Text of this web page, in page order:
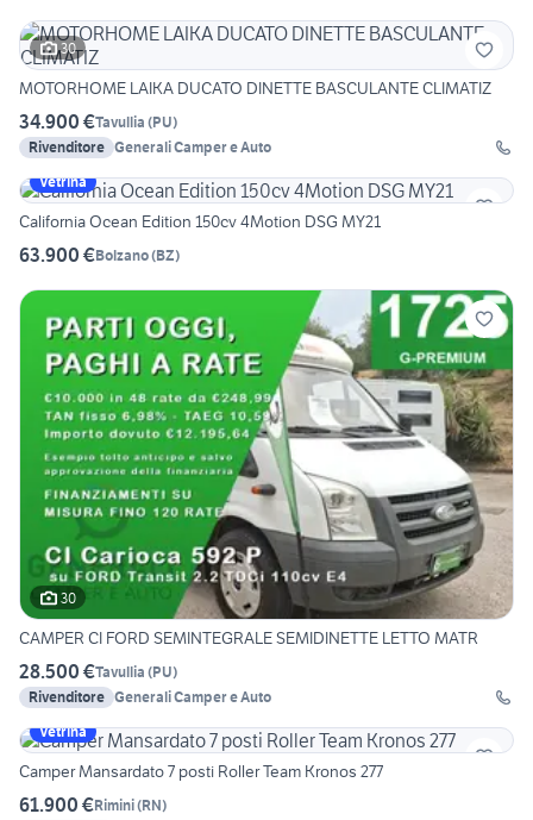
30
MOTORHOME LAIKA DUCATO DINETTE BASCULANTE CLIMATIZ
34.900 €Tavullia (PU)
Rivenditore Generali Camper e Auto
Vetrina
California Ocean Edition 150cv 4Motion DSG MY21
63.900 €Bolzano(BZ)
30
CAMPER CI FORD SEMINTEGRALE SEMIDINETTE LETTO MATR
28.500 €Tavullia (PU)
Rivenditore Generali Camper e Auto
Vetrina
Camper Mansardato 7 posti Roller Team Kronos 277
61.900 €Rimini(RN)